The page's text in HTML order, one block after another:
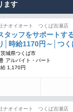
ます
ナオイオート つくば吉瀬店
タッフをサポートす
│時給1170円～│つく
茨城県つくば市
アルバイト・パート
1,170円
ナオイオート つくば吉瀬店